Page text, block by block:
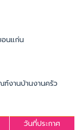
นแก่น
งานบ้านงานครัว
วันที่ประกาศ